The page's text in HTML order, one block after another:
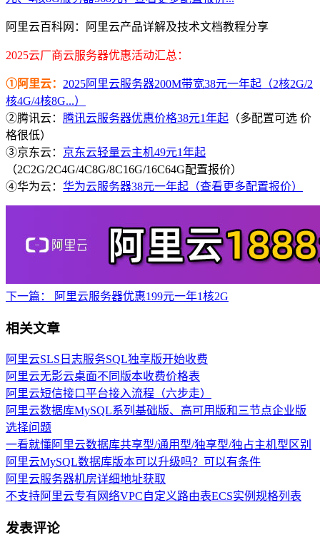
阿里云百科网：阿里云产品详解及技术文档教程分享
2025云厂商云服务器优惠活动汇总：
①阿里云： 2025阿里云服务器200M带宽38元一年起（2核2G/2
核4G/4核8G...）
②腾讯云： 腾讯云服务器优惠价格38元1年起 （多配置可选 价
格很低）
③京东云： 京东云轻量云主机49元1年起
（2C2G/2C4G/4C8G/8C16G/16C64G配置报价）
④华为云： 华为云服务器38元一年起（查看更多配置报价）
下一篇： 阿里云服务器优惠199元一年1核2G
相关文章
阿里云SLS日志服务SQL独享版开始收费
阿里云无影云桌面不同版本收费价格表
阿里云短信接口平台接入流程（六步走）
阿里云数据库MySQL系列基础版、高可用版和三节点企业版
选择问题
一看就懂阿里云数据库共享型/通用型/独享型/独占主机型区别
阿里云MySQL数据库版本可以升级吗？可以有条件
阿里云服务器机房详细地址获取
不支持阿里云专有网络VPC自定义路由表ECS实例规格列表
发表评论